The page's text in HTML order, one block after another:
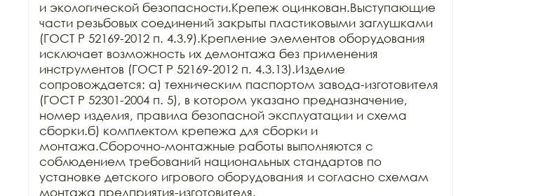
и экологической безопасности.Крепеж оцинкован.Выступающие
части резьбовых соединений закрыты пластиковыми заглушками
(ГОСТ Р 52169-2012 п. 4.3.9).Крепление элементов оборудования
исключает возможность их демонтажа без применения
инструментов (ГОСТ Р 52169-2012 п. 4.3.13).Изделие
сопровождается: а) техническим паспортом завода-изготовителя
(ГОСТ Р 52301-2004 п. 5), в котором указано предназначение,
номер изделия, правила безопасной эксплуатации и схема
сборки.б) комплектом крепежа для сборки и
монтажа.Сборочно-монтажные работы выполняются с
соблюдением требований национальных стандартов по
установке детского игрового оборудования и согласно схемам
монтажа предприятия-изготовителя.